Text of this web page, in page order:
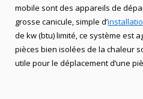
mobile sont des appareils de
grosse canicule, simple d’
de kw (btu) limité, ce système est
pièces bien isolées de la chaleur
utile pour le déplacement d’une